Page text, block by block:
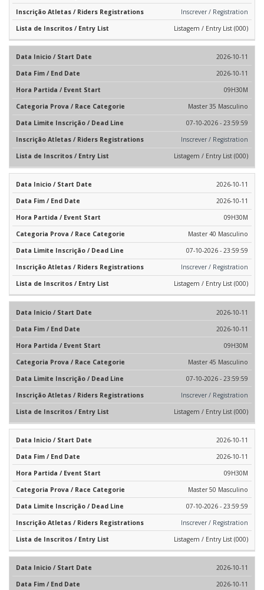
Inscrever / Registration
Listagem / Entry List (000)
2026-10-11
2026-10-11
09H30M
Master 35 Masculino
07-10-2026 - 23:59:59
Inscrever / Registration
Listagem / Entry List (000)
2026-10-11
2026-10-11
09H30M
Master 40 Masculino
07-10-2026 - 23:59:59
Inscrever / Registration
Listagem / Entry List (000)
2026-10-11
2026-10-11
09H30M
Master 45 Masculino
07-10-2026 - 23:59:59
Inscrever / Registration
Listagem / Entry List (000)
2026-10-11
2026-10-11
09H30M
Master 50 Masculino
07-10-2026 - 23:59:59
Inscrever / Registration
Listagem / Entry List (000)
2026-10-11
2026-10-11